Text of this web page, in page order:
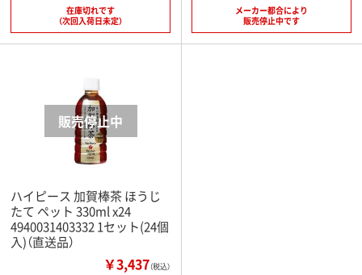
在庫切れです
（次回入荷日未定）
メーカー都合により
販売停止中です
ハイピース 加賀棒茶 ほうじ
たて ペット 330ml x24
4940031403332 1セット(24個
入)（直送品）
￥3,437（税込）